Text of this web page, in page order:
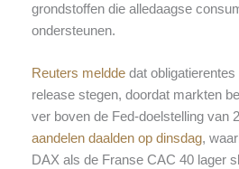
grondstoffen die alledaagse
ondersteunen.
Reuters melddedat obligatierentes
release stegen, doordat markten
ver boven de Fed-doelstelling van
aandelen daalden op dinsdag,
DAX als de Franse CAC 40 lager